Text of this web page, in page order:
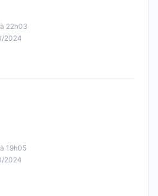
22h03
2024
19h05
2024